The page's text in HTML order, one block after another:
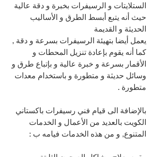
الستلايتات و الرسيفرات بخبرة و دقة عالية
حيث أنه يتبع أبسط الطرق و الأساليب
الحديثة و القديمة
يعمل أيضا بتهيئة الرسيفرات بسرعة و دقة ,
كما أنه يقوم بإعادة تنزيل المحطات و
الأقمار بسرعة و خبرة عالية و بإتباع طرق و
وسائل حديثة و متطورة و باستخدام معدات
متطورة .
بالإضافة الى قيام فني رسيفرات باكستاني
الكويت بالعديد من الأعمال و الخدمات
المتنوع, و من هذه الخدمات فيامه ب :